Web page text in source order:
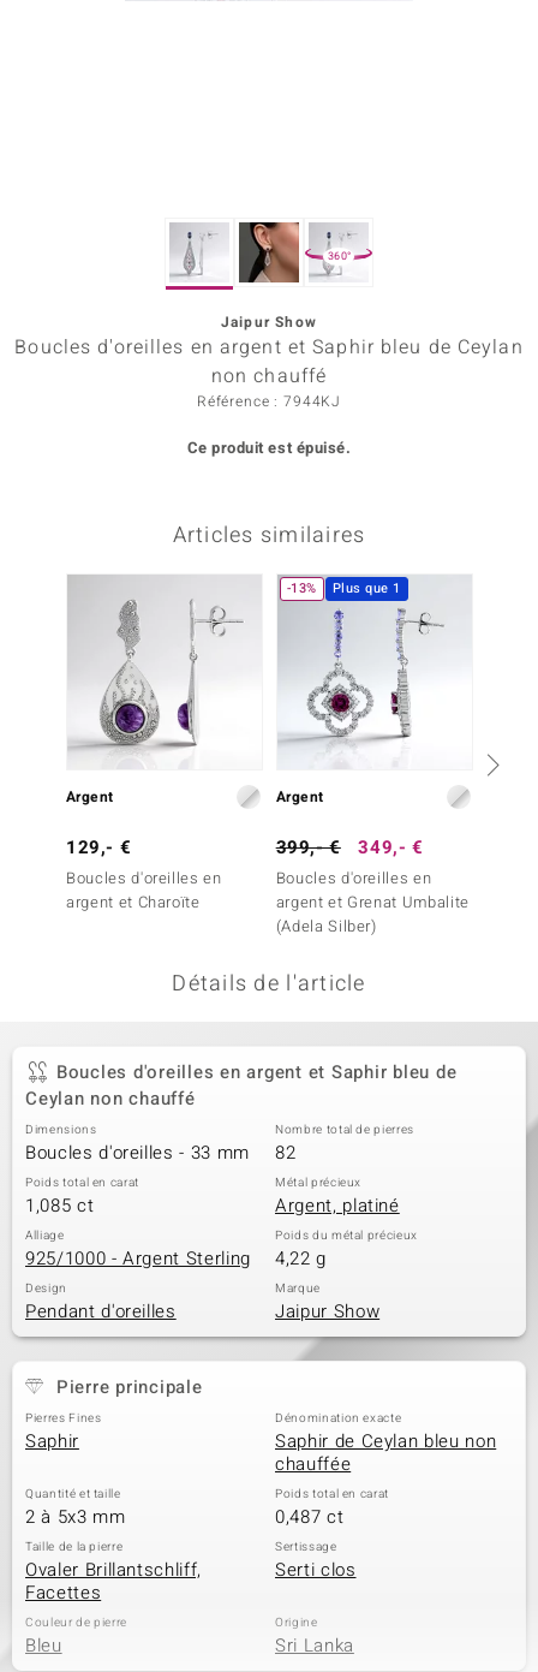
360°
Jaipur Show
Boucles d'oreilles en argent et Saphir bleu de Ceylan
non chauffé
Référence : 7944KJ
Ce produit est épuisé.
Articles similaires
Argent
129,- €
Boucles d'oreilles en
argent et Charoïte
-13% Plus que 1
Argent
399,- € 349,- €
Boucles d'oreilles en
argent et Grenat Umbalite
(Adela Silber)
Détails de l'article
Boucles d'oreilles en argent et Saphir bleu de
Ceylan non chauffé
Dimensions
Boucles d'oreilles - 33 mm
Nombre total de pierres
82
Poids total en carat
1,085 ct
Métal précieux
Argent, platiné
Alliage
925/1000 - Argent Sterling
Poids du métal précieux
4,22 g
Design
Pendant d'oreilles
Marque
Jaipur Show
Pierre principale
Pierres Fines
Saphir
Dénomination exacte
Saphir de Ceylan bleu non
chauffée
Quantité et taille
2 à 5x3 mm
Poids total en carat
0,487 ct
Taille de la pierre
Ovaler Brillantschliff,
Facettes
Sertissage
Serti clos
Couleur de pierre
Bleu
Origine
Sri Lanka